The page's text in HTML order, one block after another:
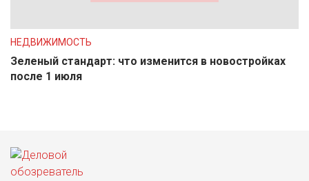
НЕДВИЖИМОСТЬ
Зеленый стандарт: что изменится в новостройках
после 1 июля